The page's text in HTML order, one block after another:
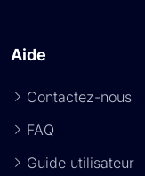
Aide
Contactez-nous
FAQ
Guide utilisateur